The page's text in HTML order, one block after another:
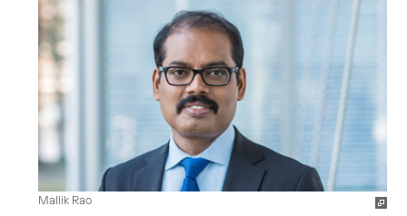
Mallik Rao